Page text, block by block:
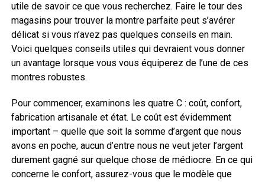
utile de savoir ce que vous recherchez. Faire le tour des
magasins pour trouver la montre parfaite peut s’avérer
délicat si vous n’avez pas quelques conseils en main.
Voici quelques conseils utiles qui devraient vous donner
un avantage lorsque vous vous équiperez de l’une de ces
montres robustes.
Pour commencer, examinons les quatre C : coût, confort,
fabrication artisanale et état. Le coût est évidemment
important – quelle que soit la somme d’argent que nous
avons en poche, aucun d’entre nous ne veut jeter l’argent
durement gagné sur quelque chose de médiocre. En ce qui
concerne le confort, assurez-vous que le modèle que